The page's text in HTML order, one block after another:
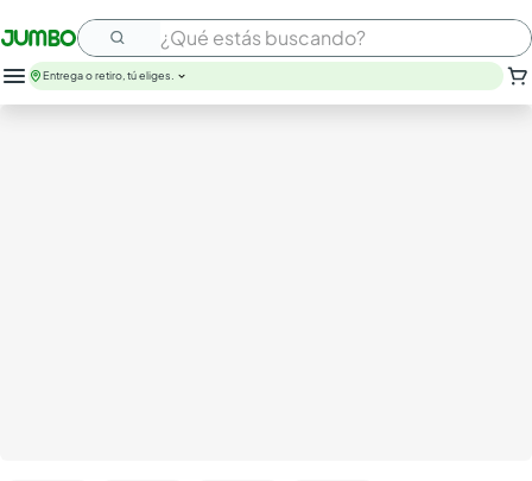
¿Qué estás buscando?
Entrega o retiro, tú eliges.